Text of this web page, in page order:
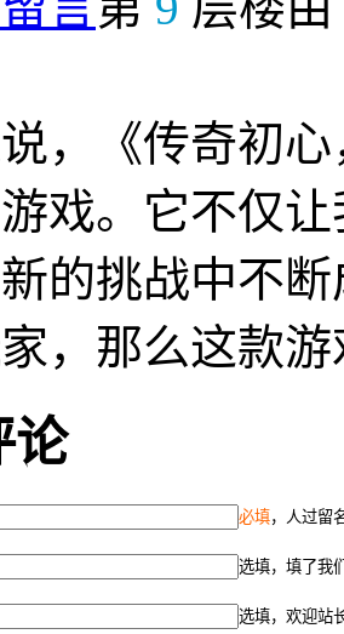
，《传奇初
戏。它不仅
的挑战中不
，那么这款
论
必填，人过留
选填，填了我
选填，欢迎站